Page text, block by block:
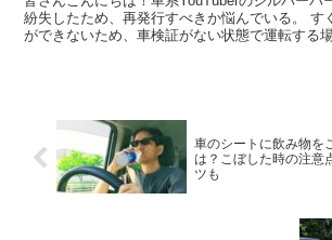
紛失したため、再発行すべきか悩んでいる。 す
ができないため、車検証がない状態で運転する
車のシートに飲み物を
は？こぼした時の注意
ツも